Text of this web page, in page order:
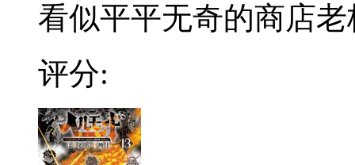
看似平平无奇的商店老
评分: